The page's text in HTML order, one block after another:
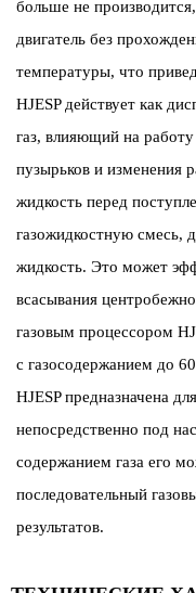
больше не
двигатель без
температуры, что
HJESP действует как
газ, влияющий на
пузырьков и изменения
жидкость перед
газожидкостную смесь,
жидкость. Это может
всасывания
газовым процессором
с газосодержанием до
HJESP предназначена
непосредственно под
содержанием газа его
последовательный
результатов.